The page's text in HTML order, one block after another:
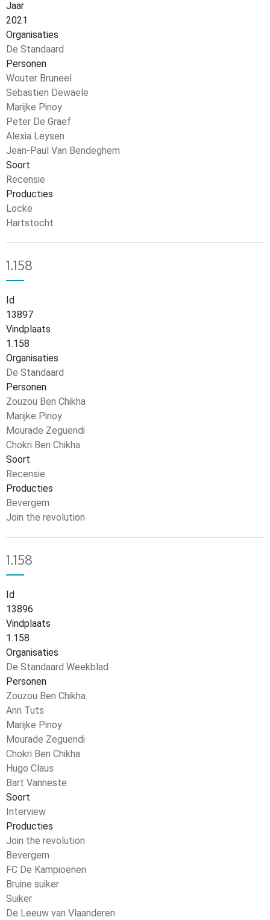
Jaar
2021
Organisaties
De Standaard
Personen
Wouter Bruneel
Sebastien Dewaele
Marijke Pinoy
Peter De Graef
Alexia Leysen
Jean-Paul Van Bendeghem
Soort
Recensie
Producties
Locke
Hartstocht
1.158
Id
13897
Vindplaats
1.158
Organisaties
De Standaard
Personen
Zouzou Ben Chikha
Marijke Pinoy
Mourade Zeguendi
Chokri Ben Chikha
Soort
Recensie
Producties
Bevergem
Join the revolution
1.158
Id
13896
Vindplaats
1.158
Organisaties
De Standaard Weekblad
Personen
Zouzou Ben Chikha
Ann Tuts
Marijke Pinoy
Mourade Zeguendi
Chokri Ben Chikha
Hugo Claus
Bart Vanneste
Soort
Interview
Producties
Join the revolution
Bevergem
FC De Kampioenen
Bruine suiker
Suiker
De Leeuw van Vlaanderen